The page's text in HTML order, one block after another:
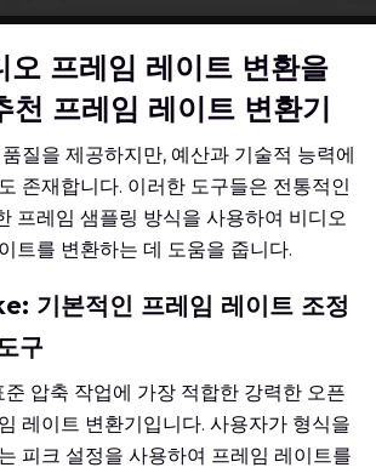
오 프레임 레이트 변환을
천 프레임 레이트 변환기
질을 제공하지만, 예산과 기술적 능력에
존재합니다. 이러한 도구들은 전통적인
프레임 샘플링 방식을 사용하여 비디오
트를 변환하는 데 도움을 줍니다.
기본적인 프레임 레이트 조정
구
압축 작업에 가장 적합한 강력한 오픈
레이트 변환기입니다. 사용자가 형식을
피크 설정을 사용하여 프레임 레이트를